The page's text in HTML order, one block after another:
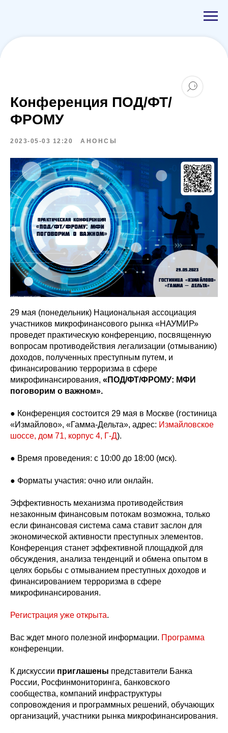
Конференция ПОД/ФТ/
ФРОМУ
2023-05-03 12:20 АНОНСЫ
29 мая (понедельник) Национальная ассоциация
участников микрофинансового рынка «НАУМИР»
проведет практическую конференцию, посвященную
вопросам противодействия легализации (отмыванию)
доходов, полученных преступным путем, и
финансированию терроризма в сфере
микрофинансирования, «ПОД/ФТ/ФРОМУ: МФИ
поговорим о важном».
● Конференция состоится 29 мая в Москве (гостиница
«Измайлово», «Гамма-Дельта», адрес: Измайловское
шоссе, дом 71, корпус 4, Г-Д).
● Время проведения: с 10:00 до 18:00 (мск).
● Форматы участия: очно или онлайн.
Эффективность механизма противодействия
незаконным финансовым потокам возможна, только
если финансовая система сама ставит заслон для
экономической активности преступных элементов.
Конференция станет эффективной площадкой для
обсуждения, анализа тенденций и обмена опытом в
целях борьбы с отмыванием преступных доходов и
финансированием терроризма в сфере
микрофинансирования.
Регистрация уже открыта.
Вас ждет много полезной информации. Программа
конференции.
К дискуссии приглашены представители Банка
России, Росфинмониторинга, банковского
сообщества, компаний инфраструктуры
сопровождения и программных решений, обучающих
организаций, участники рынка микрофинансирования.